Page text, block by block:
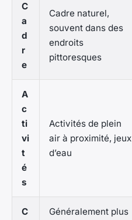
C
a
d
r
e
Cadre naturel,
souvent dans des
endroits
pittoresques
A
c
ti
vi
t
é
s
Activités de plein
air à proximité, jeux
d’eau
C
Généralement plus